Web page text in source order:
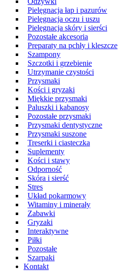
Pielęgnacja łap i pazurów
Pielęgnacja oczu i uszu
Pielęgnacja skóry i sierści
Pozostałe akcesoria
Preparaty na pchły i kleszcze
Szampony
Szczotki i grzebienie
Utrzymanie czystości
Przysmaki
Kości i gryzaki
Miękkie przysmaki
Paluszki i kabanosy
Pozostałe przysmaki
Przysmaki dentystyczne
Przysmaki suszone
Treserki i ciasteczka
Suplementy
Kości i stawy
Odporność
Skóra i sierść
Stres
Układ pokarmowy
Witaminy i minerały
Zabawki
Gryzaki
Interaktywne
Piłki
Pozostałe
Szarpaki
Kontakt